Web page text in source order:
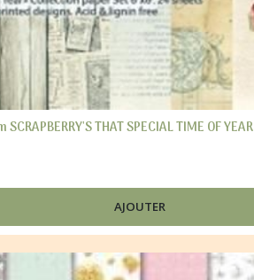
THAT SPECIAL TIME OF YEAR
AJOUTER